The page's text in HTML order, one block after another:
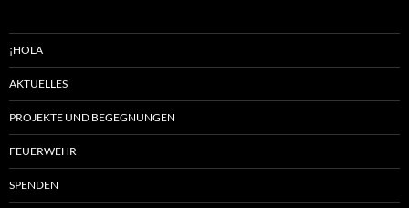
¡HOLA
AKTUELLES
PROJEKTE UND BEGEGNUNGEN
FEUERWEHR
SPENDEN